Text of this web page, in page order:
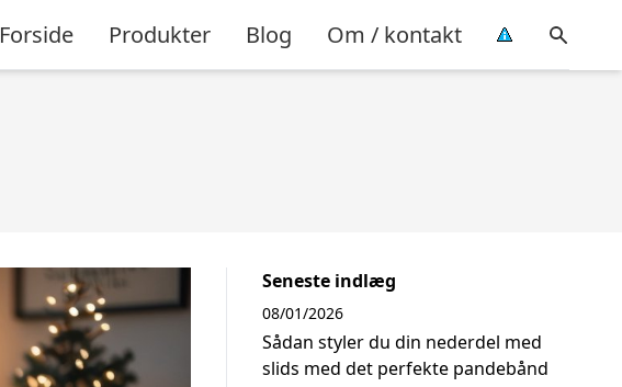
Forside Produkter Blog Om / kontakt
Seneste indlæg
Sådan styler du din nederdel med
slids med det perfekte pandebånd
08/01/2026